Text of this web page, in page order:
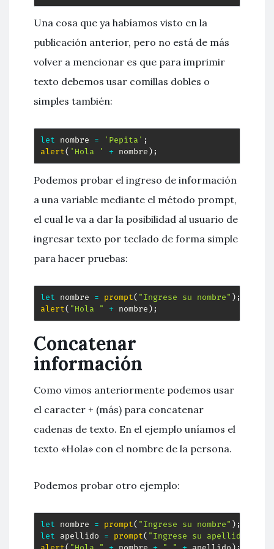
Una cosa que ya habíamos visto en la
publicación anterior, pero no está de más
volver a mencionar es que para imprimir
texto debemos usar comillas dobles o
simples también:
let nombre = 'Pepita' ;
alert( 'Hola ' + nombre) ;
Podemos probar el ingreso de información
a una variable mediante el método prompt,
el cual le va a dar la posibilidad al usuario de
ingresar texto por teclado de forma simple
para hacer pruebas:
let nombre = prompt( "Ingrese su nombre" ) ;
alert( "Hola " + nombre) ;
Concatenar
información
Como vimos anteriormente podemos usar
el caracter + (más) para concatenar
cadenas de texto. En el ejemplo uníamos el
texto «Hola» con el nombre de la persona.
Podemos probar otro ejemplo:
let nombre = prompt( "Ingrese su nombre" ) ;
let apellido = prompt( "Ingrese su apellido"